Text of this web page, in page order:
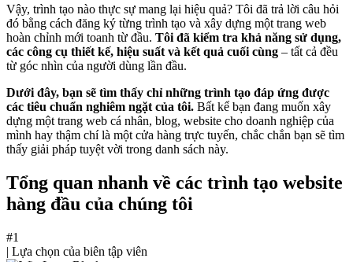
Vậy, trình tạo nào thực sự mang lại hiệu quả? Tôi đã trả lời câu hỏi
đó bằng cách đăng ký từng trình tạo và xây dựng một trang web
hoàn chỉnh mới toanh từ đầu. Tôi đã kiểm tra khả năng sử dụng,
các công cụ thiết kế, hiệu suất và kết quả cuối cùng – tất cả đều
từ góc nhìn của người dùng lần đầu.
Dưới đây, bạn sẽ tìm thấy chỉ những trình tạo đáp ứng được
các tiêu chuẩn nghiêm ngặt của tôi. Bất kể bạn đang muốn xây
dựng một trang web cá nhân, blog, website cho doanh nghiệp của
mình hay thậm chí là một cửa hàng trực tuyến, chắc chắn bạn sẽ tìm
thấy giải pháp tuyệt vời trong danh sách này.
Tổng quan nhanh về các trình tạo website
hàng đầu của chúng tôi
#1
| Lựa chọn của biên tập viên